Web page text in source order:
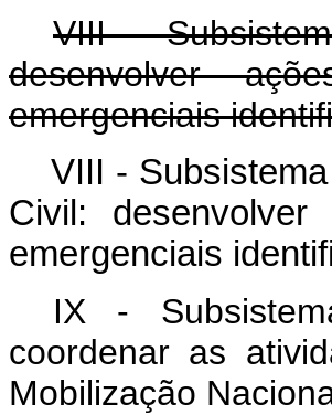
VIII -
desenvolver
emergenciais
VIII -
Civil:
emergenciais
IX -
coordenar as
Mobilização